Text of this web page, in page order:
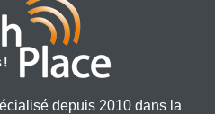
depuis 2010 dans la